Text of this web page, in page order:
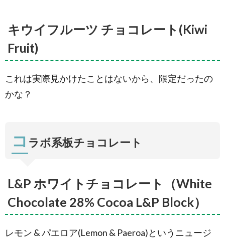
キウイフルーツ チョコレート(Kiwi
Fruit)
これは実際見かけたことはないから、限定だったの
かな？
コ ラボ系板チョコレート
L&P ホワイトチョコレート（White
Chocolate 28% Cocoa L&P Block）
レモン & パエロア(Lemon & Paeroa)というニュージ